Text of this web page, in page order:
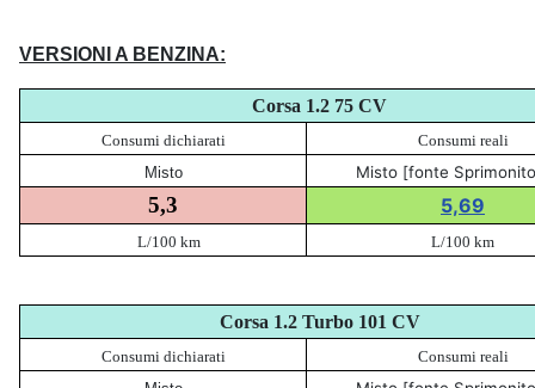
VERSIONI A BENZINA:
Corsa 1.2 75 CV
Consumi dichiarati
Consumi reali
Misto
Misto [fonte
5,3 5,69
L/100 km L/100 km
Corsa 1.2 Turbo 101 CV
Consumi dichiarati
Consumi reali